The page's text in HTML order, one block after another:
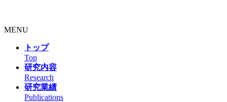
MENU
トップ
Top
研究内容
Research
研究業績
Publications